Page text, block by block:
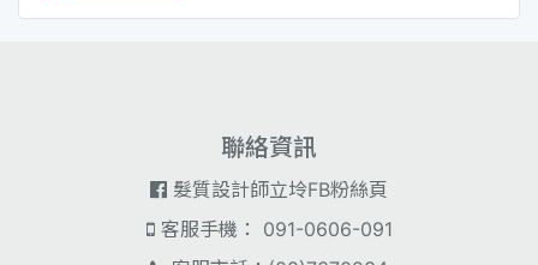
聯絡資訊
髮質設計師立坽FB粉絲頁
客服手機： 091-0606-091